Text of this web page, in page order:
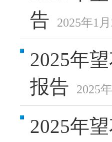
告
2025年1月
2025年
报告
2025
2025年